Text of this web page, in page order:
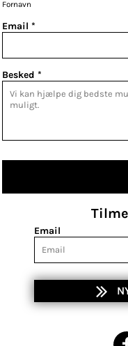
Fornavn
Email *
Besked *
Email